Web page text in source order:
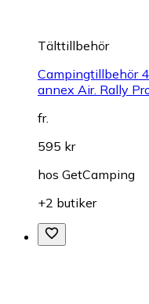
Tälttillbehör
Campingtillbehör
annex Air. Rally
fr.
595 kr
hos GetCamping
+2 butiker